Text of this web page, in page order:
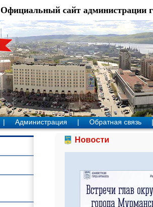
Официальный сайт администрации
| Администрация | Обратная связь |
Новости